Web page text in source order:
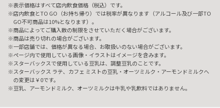
表示価格はすべて店内飲食価格（税込）です。
店内飲食とTO GO（お持ち帰り）では税率が異なります（アルコール及び一部TO
GO不可商品は10%となります）。
商品によってご購入数の制限をさせていただく場合がございます。
商品は売り切れの場合がございます。
一部店舗では、価格が異なる場合、お取扱いのない場合がございます。
ページ内で使用している画像・イラストはイメージを含みます。
スターバックスで使用している豆乳は、調整豆乳のことです。
スターバックス ラテ、カフェ ミストの豆乳・オーツミルク・アーモンドミルクへ
の変更は￥0です。
豆乳、アーモンドミルク、オーツミルクは牛乳や乳飲料ではありません。